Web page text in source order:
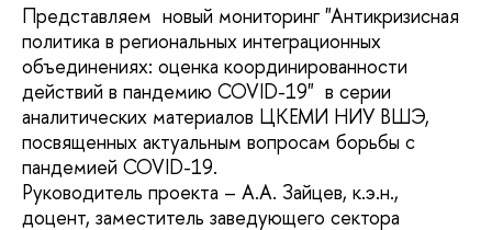
Представляем новый мониторинг "Антикризисная
политика в региональных интеграционных
объединениях: оценка координированности
действий в пандемию COVID-19" в серии
аналитических материалов ЦКЕМИ НИУ ВШЭ,
посвященных актуальным вопросам борьбы с
пандемией COVID-19.
Руководитель проекта – А.А. Зайцев, к.э.н.,
доцент, заместитель заведующего сектора